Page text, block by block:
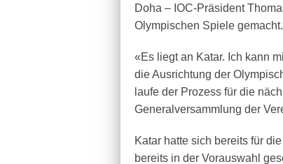
Doha – IOC-Präsident
Olympischen Spiele gemacht.
«Es liegt an Katar. Ich kann
die Ausrichtung der
laufe der Prozess für die
Generalversammlung der
Katar hatte sich bereits für
bereits in der Vorauswahl